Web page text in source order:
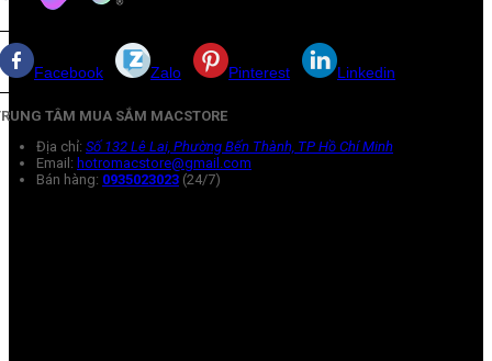
Facebook Zalo Pinterest Linkedin
TÂM MUA SẮM MACSTORE
Địa chỉ: Số 132 Lê Lai, Phường Bến Thành, TP Hồ Chí Minh
Email: hotromacstore@gmail.com
Bán hàng: 0935023023 (24/7)